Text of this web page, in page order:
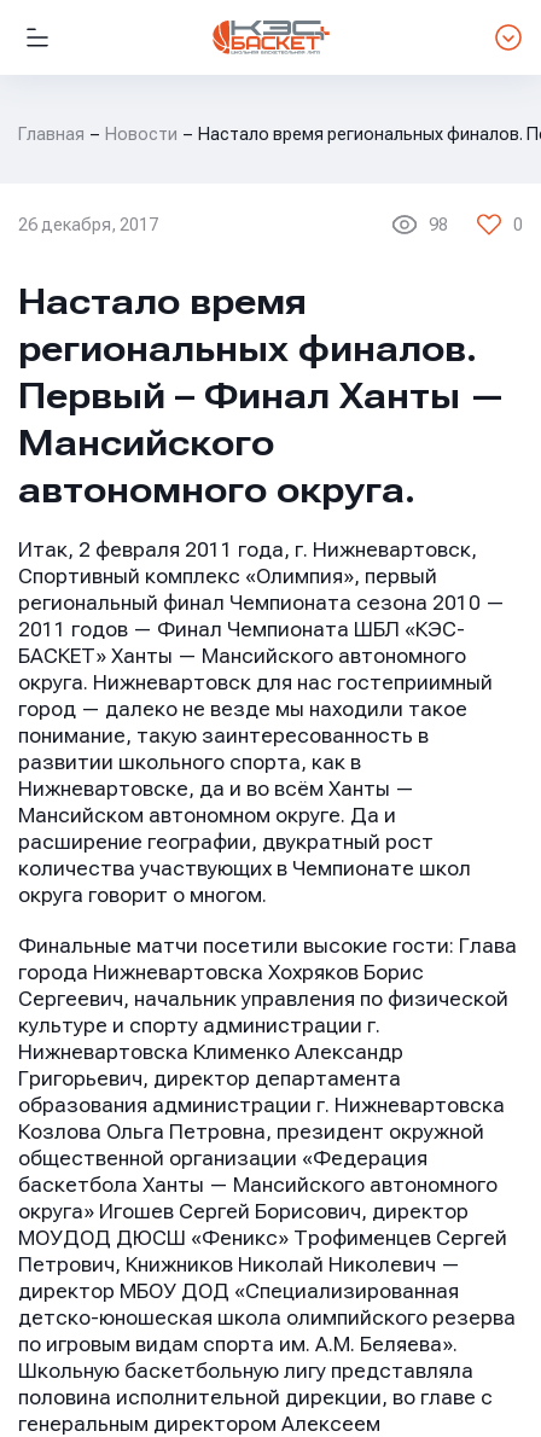
Главная Новости Настало время региональных финалов.
НОВОСТИ ЛИГИ
26 декабря, 2017 98 0
Настало время
региональных финалов.
Первый – Финал Ханты —
Мансийского
автономного округа.
Итак, 2 февраля 2011 года, г. Нижневартовск,
Спортивный комплекс «Олимпия», первый
региональный финал Чемпионата сезона 2010 —
2011 годов — Финал Чемпионата ШБЛ «КЭС-
БАСКЕТ» Ханты — Мансийского автономного
округа. Нижневартовск для нас гостеприимный
город — далеко не везде мы находили такое
понимание, такую заинтересованность в
развитии школьного спорта, как в
Нижневартовске, да и во всём Ханты —
Мансийском автономном округе. Да и
расширение географии, двукратный рост
количества участвующих в Чемпионате школ
округа говорит о многом.
Финальные матчи посетили высокие гости: Глава
города Нижневартовска Хохряков Борис
Сергеевич, начальник управления по физической
культуре и спорту администрации г.
Нижневартовска Клименко Александр
Григорьевич, директор департамента
образования администрации г. Нижневартовска
Козлова Ольга Петровна, президент окружной
общественной организации «Федерация
баскетбола Ханты — Мансийского автономного
округа» Игошев Сергей Борисович, директор
МОУДОД ДЮСШ «Феникс» Трофименцев Сергей
Петрович, Книжников Николай Николевич —
директор МБОУ ДОД «Специализированная
детско-юношеская школа олимпийского резерва
по игровым видам спорта им. А.М. Беляева».
Школьную баскетбольную лигу представляла
половина исполнительной дирекции, во главе с
генеральным директором Алексеем